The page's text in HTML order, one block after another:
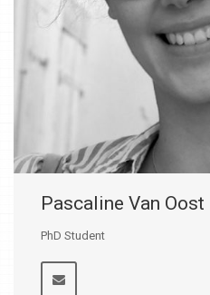
Pascaline Van Oost
PhD Student